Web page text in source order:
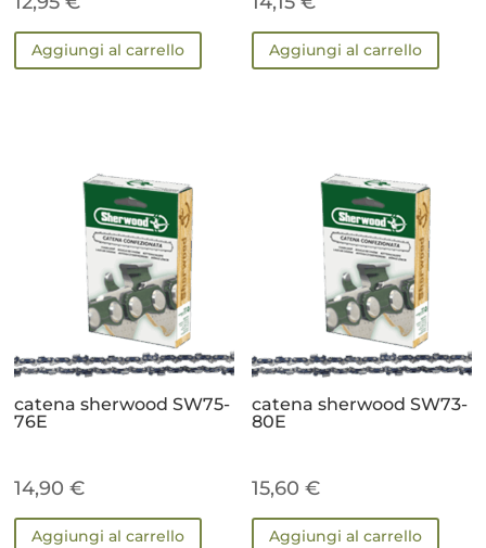
Aggiungi al carrello Aggiungi al carrello
catena sherwood SW75-
76E
14,90€
Aggiungi al carrello
catena sherwood SW73-
80E
15,60€
Aggiungi al carrello